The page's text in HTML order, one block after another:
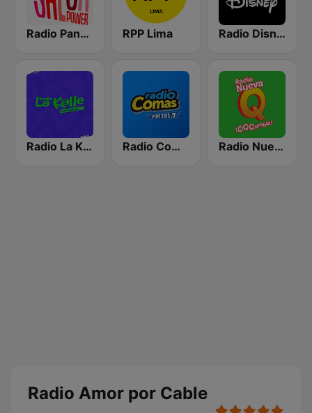
Radio Panamericana - Salsa Power RPP Lima Radio Disney Peru
Radio La Kalle Radio Comas FM Radio Nueva Q
Radio Amor por Cable